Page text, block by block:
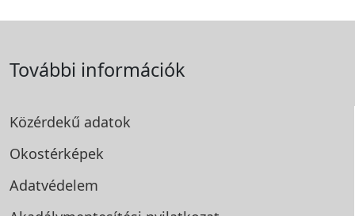
További információk
Közérdekű adatok
Okostérképek
Adatvédelem